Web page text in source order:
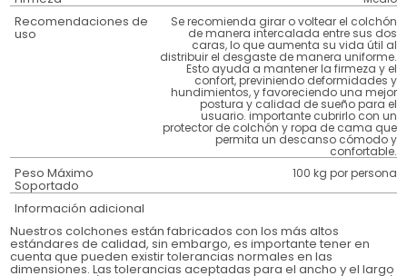
Recomendaciones de
uso
Se recomienda girar o voltear el colchón
de manera intercalada entre sus dos
caras, lo que aumenta su vida útil al
distribuir el desgaste de manera uniforme.
Esto ayuda a mantener la firmeza y el
confort, previniendo deformidades y
hundimientos, y favoreciendo una mejor
postura y calidad de sueño para el
usuario. importante cubrirlo con un
protector de colchón y ropa de cama que
permita un descanso cómodo y
confortable.
Peso Máximo
Soportado
100 kg por persona
Información adicional
Nuestros colchones están fabricados con los más altos
estándares de calidad, sin embargo, es importante tener en
cuenta que pueden existir tolerancias normales en las
dimensiones. Las tolerancias aceptadas para el ancho y el largo